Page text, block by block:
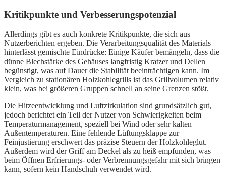
Kritikpunkte und Verbesserungspotenzial
Allerdings gibt es auch konkrete Kritikpunkte, die sich aus
Nutzerberichten ergeben. Die Verarbeitungsqualität des Materials
hinterlässt gemischte Eindrücke: Einige Käufer bemängeln, dass die
dünne Blechstärke des Gehäuses langfristig Kratzer und Dellen
begünstigt, was auf Dauer die Stabilität beeinträchtigen kann. Im
Vergleich zu stationären Holzkohlegrills ist das Grillvolumen relativ
klein, was bei größeren Gruppen schnell an seine Grenzen stößt.
Die Hitzeentwicklung und Luftzirkulation sind grundsätzlich gut,
jedoch berichtet ein Teil der Nutzer von Schwierigkeiten beim
Temperaturmanagement, speziell bei Wind oder sehr kalten
Außentemperaturen. Eine fehlende Lüftungsklappe zur
Feinjustierung erschwert das präzise Steuern der Holzkohleglut.
Außerdem wird der Griff am Deckel als zu heiß empfunden, was
beim Öffnen Erfrierungs- oder Verbrennungsgefahr mit sich bringen
kann, sofern kein Handschuh verwendet wird.